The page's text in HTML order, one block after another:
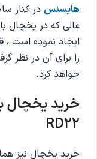
هایسنس در کنار
ایجاد نموده است ،
را برای آن در نظر
خواهد کرد.
خرید یخچال
RD22
خرید یخچال نیز